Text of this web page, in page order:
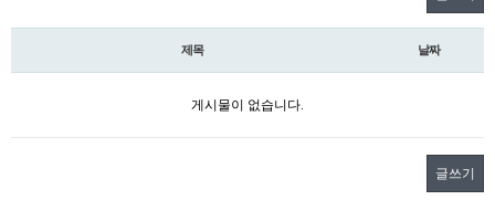
제목 날짜
게시물이 없습니다.
글쓰기